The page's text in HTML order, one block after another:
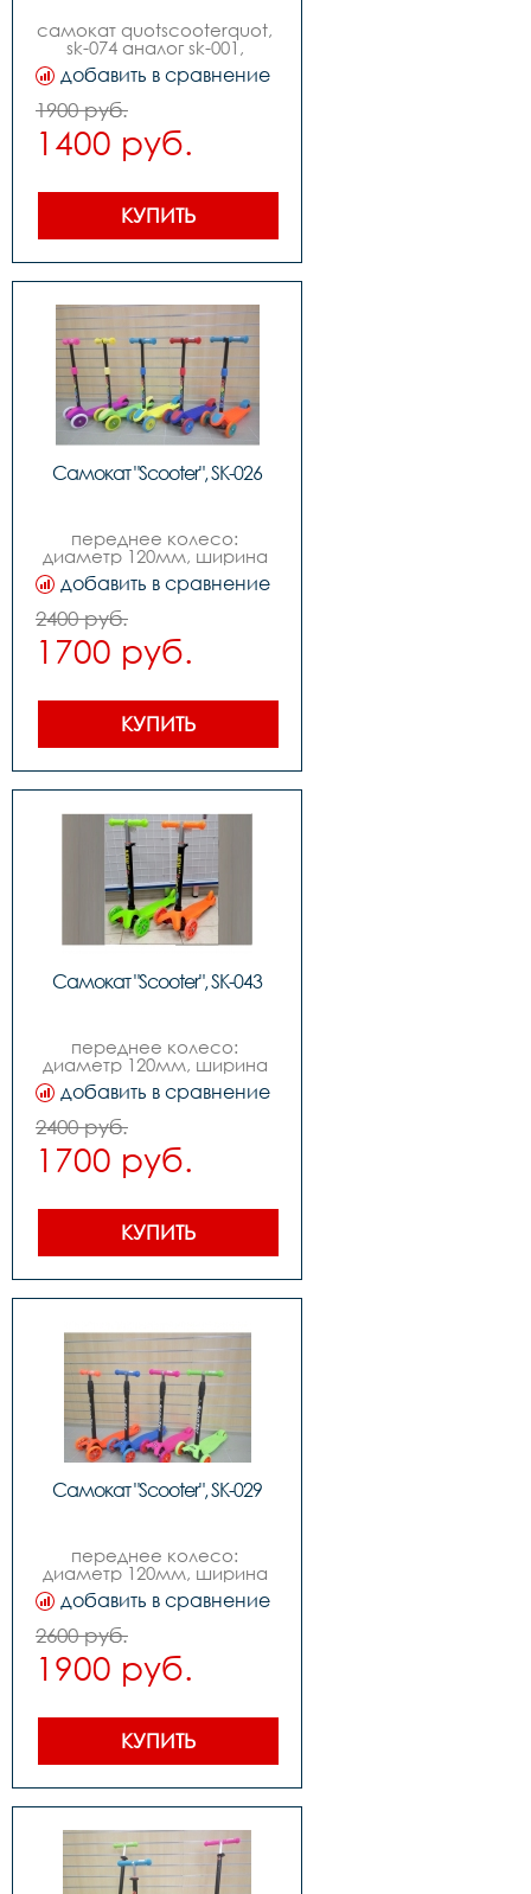
самокат quotscooterquot,
sk-074 аналог sk-001,
колеса pvc,,возраст от 3х
лет, 3х кол.,,передние
колеса pvc: диаметр
120мм, ширина 28мм
,заднее колесо pvc:
диаметр 80мм, ширина
110мм, ,руль с
регулировкой, ,без
.инд.упак.
добавить в сравнение
1900 руб.
1400 руб.
КУПИТЬ
Самокат "Scooter", SK-026
переднее колесо:
диаметр 120мм, ширина
24 мм,заднее колесо:
диаметр 90мм, ширина
50мм,ширина деки
120мм,возраст: от 3-х лет,
добавить в сравнение
2400 руб.
1700 руб.
КУПИТЬ
Самокат "Scooter", SK-043
переднее колесо:
диаметр 120мм, ширина
24мм с функцией
подсветки,заднее колесо:
диаметр 80мм, ширина
24мм,ширина деки
110мм,возраст: от 3-х лет
добавить в сравнение
2400 руб.
1700 руб.
КУПИТЬ
Самокат "Scooter", SK-029
переднее колесо:
диаметр 120мм, ширина
28мм,заднее сдвоенное
колесо: диаметр
80мм,ширина деки
135мм,возраст от 3х лет
добавить в сравнение
2600 руб.
1900 руб.
КУПИТЬ